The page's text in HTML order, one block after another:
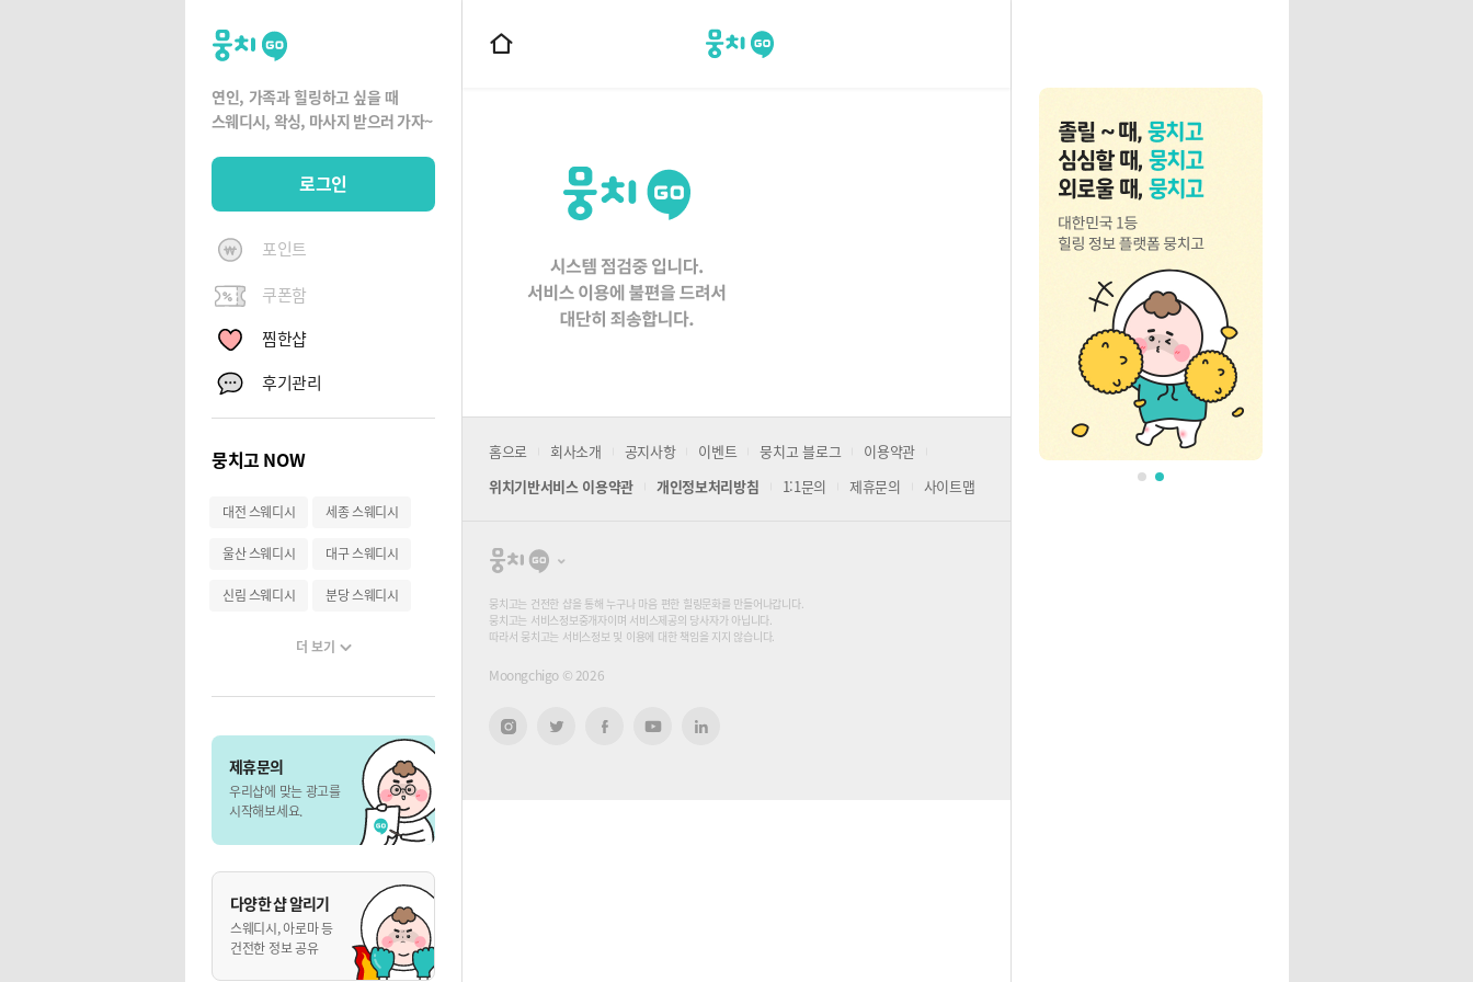
뭉
치
고
연인, 가족과 힐링하고 싶을 때
스웨디시, 왁싱, 마사지 받으러 가자~
로그인
포인트
쿠폰함
찜한샵
후기관리
뭉치고 NOW
대전 스웨디시 세종 스웨디시
울산 스웨디시 대구 스웨디시
신림 스웨디시 분당 스웨디시
더 보기
제휴문의
우리샵에 맞는 광고를
시작해보세요.
다양한 샵 알리기
스웨디시, 아로마 등
건전한 정보 공유
뭉치고
홈
홈으로 회사소개 공지사항 이벤트 뭉치고 블로그
이용약관
위치기반서비스 이용약관
개인정보처리방침 1:1문의 제휴문의 사이트맵
뭉
고
뭉치고는 건전한 샵을 통해 누구나 마음 편한 힐링문화를 만들어나갑니다.
뭉치고는 서비스정보중개자이며 서비스제공의 당사자가 아닙니다.
따라서 뭉치고는 서비스정보 및 이용에 대한 책임을 지지 않습니다.
Moongchigo © 2026